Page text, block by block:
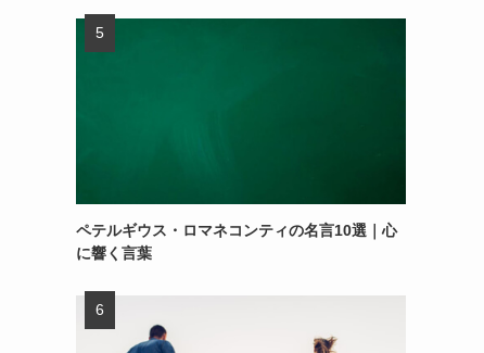
ペテルギウス・ロマネコンティの名言10選｜心
に響く言葉